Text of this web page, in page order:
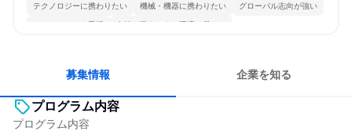
テクノロジーに携わりたい 機械・機器に携わりたい グローバル志向が強い
チームワークを重視 女性が働きやすい環境で働ける
募集情報 企業を知る
プログラム内容
プログラム内容